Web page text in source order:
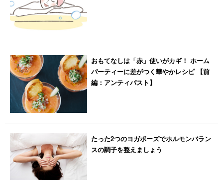
おもてなしは「赤」使いがカギ！ ホーム
パーティーに差がつく華やかレシピ 【前
編：アンティパスト】
たった2つのヨガポーズでホルモンバラン
スの調子を整えましょう